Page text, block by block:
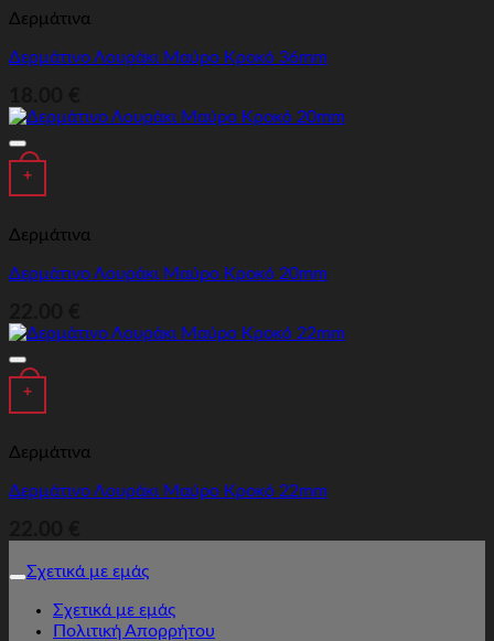
Δερμάτινα
Δερμάτινο Λουράκι Μαύρο Κροκό 36mm
+
Δερμάτινα
Δερμάτινο Λουράκι Μαύρο Κροκό 20mm
+
Δερμάτινα
Δερμάτινο Λουράκι Μαύρο Κροκό 22mm
Σχετικά με εμάς
Σχετικά με εμάς
Πολιτική Απορρήτου